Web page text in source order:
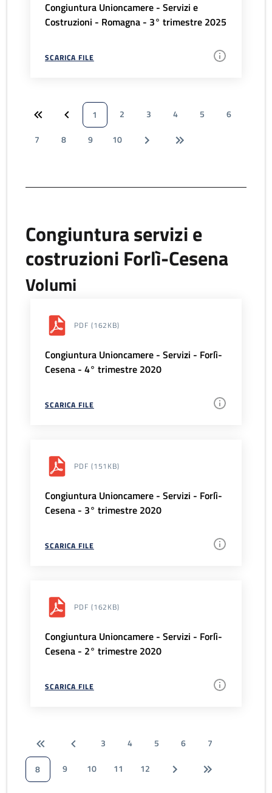
Congiuntura Unioncamere - Servizi e
Costruzioni - Romagna - 3° trimestre 2025
SCARICA FILE
1 2 3 4 5
6
7
8 9 10
Congiuntura servizi e
costruzioni Forlì-Cesena
Volumi
PDF (162KB)
Congiuntura Unioncamere - Servizi - Forlì-
Cesena - 4° trimestre 2020
SCARICA FILE
PDF (151KB)
Congiuntura Unioncamere - Servizi - Forlì-
Cesena - 3° trimestre 2020
SCARICA FILE
PDF (162KB)
Congiuntura Unioncamere - Servizi - Forlì-
Cesena - 2° trimestre 2020
SCARICA FILE
3 4 5 6
7
8
9 10 11 12